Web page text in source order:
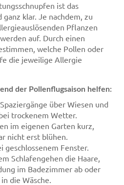
ist das
klar. Je nachdem, zu
Pflanzen
auf. Durch einen
welche Pollen oder
die jeweilige Allergie
der Pollenflugsaison helfen:
über Wiesen und
trockenem Wetter.
im eigenen Garten kurz,
nicht erst blühen.
geschlossenem Fenster.
Schlafengehen die Haare,
im Badezimmer ab oder
die Wäsche.